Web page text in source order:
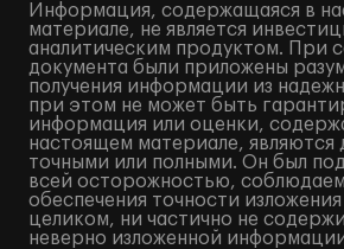
Информация, содержащаяся в
материале, не является
аналитическим продуктом. При
документа были приложены
получения информации из
при этом не может быть
информация или оценки,
настоящем материале, являются
точными или полными. Он был
всей осторожностью,
обеспечения точности
целиком, ни частично не
неверно изложенной